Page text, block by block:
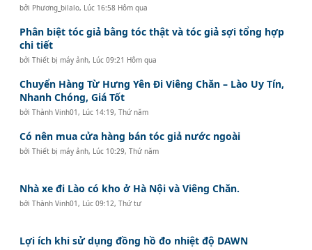
bởi Phương_bilalo, Lúc 16:58 Hôm qua
Phân biệt tóc giả bằng tóc thật và tóc giả sợi tổng hợp
chi tiết
bởiThiết bị máy ảnh, Lúc 09:21 Hôm qua
Chuyển Hàng Từ Hưng Yên Đi Viêng Chăn – Lào Uy Tín,
Nhanh Chóng, Giá Tốt
bởiThành Vinh01, Lúc 14:19, Thứ năm
Có nên mua cửa hàng bán tóc giả nước ngoài
bởiThiết bị máy ảnh, Lúc 10:29, Thứ năm
Nhà xe đi Lào có kho ở Hà Nội và Viêng Chăn.
bởiThành Vinh01, Lúc 09:12, Thứ tư
Lợi ích khi sử dụng đồng hồ đo nhiệt độ DAWN